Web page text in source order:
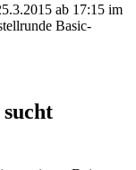
ab 17:15 im
Basic-